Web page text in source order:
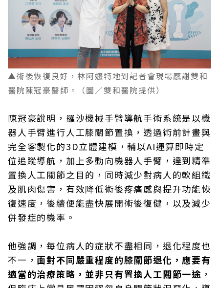
▲術後恢復良好，林阿嬤特地到記者會現場感謝雙和
醫院陳冠豪醫師。（圖／雙和醫院提供）
陳冠豪說明，羅沙機械手臂導航手術系統是以機
器人手臂進行人工膝關節置換，透過術前計畫與
完全客製化的3D立體建模，輔以AI運算即時定
位追蹤導航，加上多動向機器人手臂，達到精準
置換人工關節之目的，同時減少對病人的軟組織
及肌肉傷害，有效降低術後疼痛感與提升功能恢
復速度，後續便能盡快展開術後復健，以及減少
併發症的機率。
他強調，每位病人的症狀不盡相同，退化程度也
不一，面對不同嚴重程度的膝關節退化，應要有
適當的治療策略，並非只有置換人工關節一途 ，